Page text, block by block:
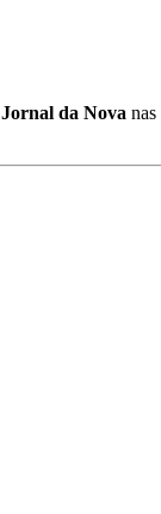
Jornal da Nova nas